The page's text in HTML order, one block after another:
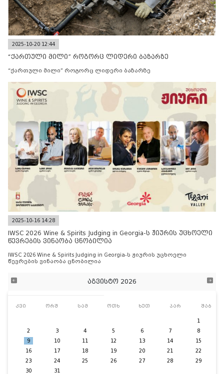
2025-10-20 12:44
“ქართული მილი” როგორც ლიდერი ბაზარზე
“ქართული მილი” როგორც ლიდერი ბაზარზე
2025-10-16 14:28
IWSC 2026 Wine & Spirits Judging in Georgia-ს ჟიურის უცხოელი
წევრების ვინაობა ცნობილია
IWSC 2026 Wine & Spirits Judging in Georgia-ს ჟიურის უცხოელი
წევრების ვინაობა ცნობილია
აგვისტო 2026
კვი ორშ სამ ოთხ ხუთ პარ შაბ
1
2
3 4 5 6 7
8
9
10 11 12 13 14
15
16
17 18 19 20 21
22
23
24 25 26 27 28
29
30
31